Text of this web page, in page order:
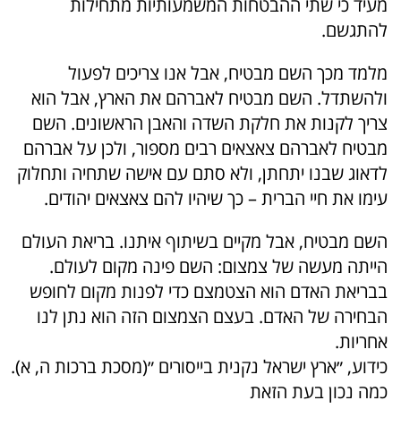
מעיד כי שתי ההבטחות המשמעותיות מתחילות
להתגשם.
מלמד מכך השם מבטיח, אבל אנו צריכים לפעול
ולהשתדל. השם מבטיח לאברהם את הארץ, אבל הוא
צריך לקנות את חלקת השדה והאבן הראשונים. השם
מבטיח לאברהם צאצאים רבים מספור, ולכן על אברהם
לדאוג שבנו יתחתן, ולא סתם עם אישה שתחיה ותחלוק
עימו את חיי הברית – כך שיהיו להם צאצאים יהודים.
השם מבטיח, אבל מקיים בשיתוף איתנו. בריאת העולם
הייתה מעשה של צמצום: השם פינה מקום לעולם.
בבריאת האדם הוא הצטמצם כדי לפנות מקום לחופש
הבחירה של האדם. בעצם הצמצום הזה הוא נתן לנו
אחריות.
כידוע, ״ארץ ישראל נקנית בייסורים ״(מסכת ברכות ה, א).
כמה נכון בעת הזאת